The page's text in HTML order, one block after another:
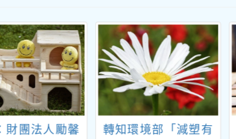
財團法人勵馨
轉知環境部「減塑有